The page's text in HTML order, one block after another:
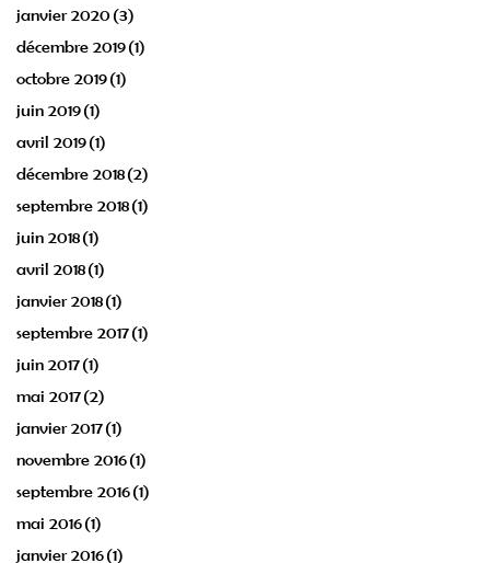
janvier 2020 (3)
décembre 2019(1)
octobre 2019(1)
juin 2019(1)
avril 2019(1)
décembre 2018(2)
septembre 2018(1)
juin 2018(1)
avril 2018(1)
janvier 2018(1)
septembre 2017(1)
juin 2017(1)
mai 2017(2)
janvier 2017(1)
novembre 2016(1)
septembre 2016(1)
mai 2016(1)
janvier 2016(1)